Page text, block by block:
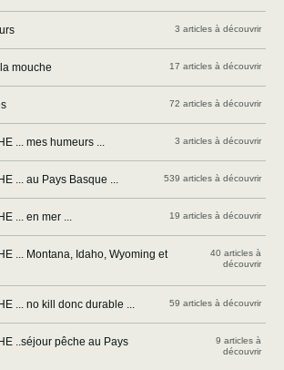
3 articles à découvrir
mouche 17 articles à découvrir
72 articles à découvrir
... mes humeurs ... 3 articles à découvrir
... au Pays Basque ... 539 articles à découvrir
... en mer ... 19 articles à découvrir
... Montana, Idaho, Wyoming et
40 articles à
découvrir
... no kill donc durable ... 59 articles à découvrir
..séjour pêche au Pays
9 articles à
découvrir